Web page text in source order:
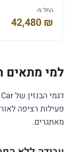
החל מ-
42,480 ₪
למי מתאים
פעילות רציפה
מאתגרים.